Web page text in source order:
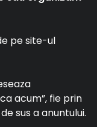
pe site-ul
acum”, fie prin
sus a anuntului.